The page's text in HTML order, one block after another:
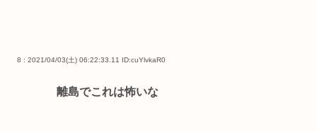
8 : 2021/04/03(土) 06:22:33.11 ID:cuYlvkaR0
離島でこれは怖いな